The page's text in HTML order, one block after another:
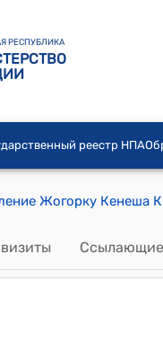
РЕСПУБЛИКА
реестр НПА